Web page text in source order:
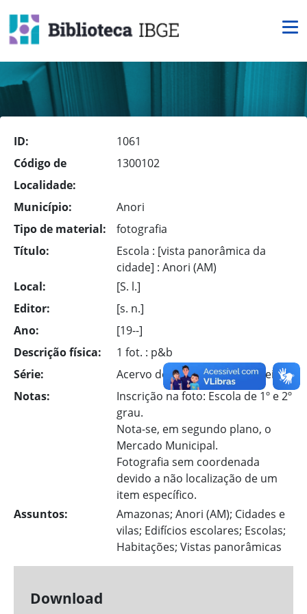
ID:
1061
Código de
Localidade:
1300102
Município:
Anori
Tipo de material:
fotografia
Título:
Escola : [vista panorâmica da
cidade] : Anori (AM)
Local:
[S. l.]
Editor:
[s. n.]
Ano:
[19--]
Descrição física:
1 fot. : p&b
Série:
Acervo dos municípios brasileiros
Notas:
Inscrição na foto: Escola de 1º e 2º
grau.
Nota-se, em segundo plano, o
Mercado Municipal.
Fotografia sem coordenada
devido a não localização de um
item específico.
Assuntos:
Amazonas; Anori (AM); Cidades e
vilas; Edifícios escolares; Escolas;
Habitações; Vistas panorâmicas
Download